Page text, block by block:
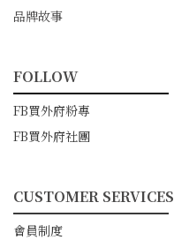
品牌故事
FOLLOW
━━━━━━━━━━━
FB買外府粉專
FB買外府社團
CUSTOMER SERVICES
━━━━━━━━━━━
會員制度